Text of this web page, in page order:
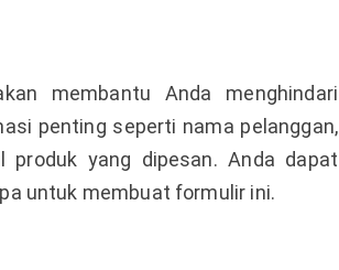
membantu Anda menghindari
penting seperti nama pelanggan,
produk yang dipesan. Anda dapat
untuk membuat formulir ini.